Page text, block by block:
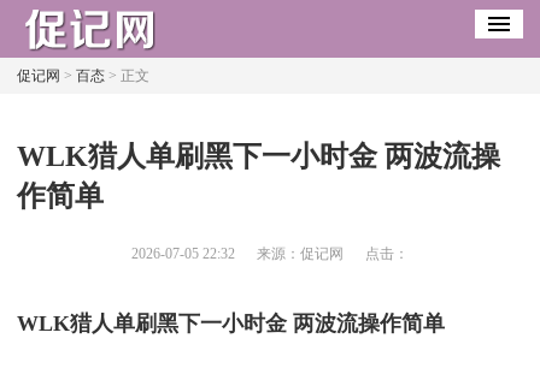
促记网 > 百态> 正文
​WLK猎人单刷黑下一小时金 两波流操
作简单
2026-07-05 22:32 来源：促记网 点击：
WLK猎人单刷黑下一小时金 两波流操作简单